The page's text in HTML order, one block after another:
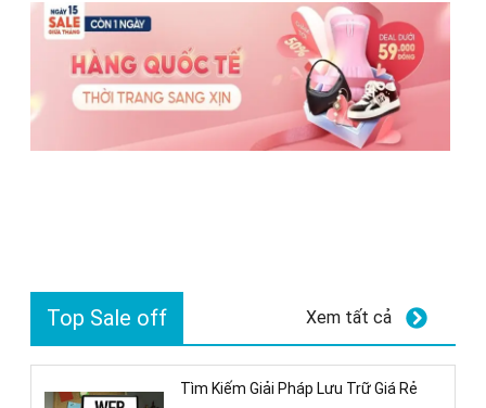
Top Sale off Xem tất cả
Tìm Kiếm Giải Pháp Lưu Trữ Giá Rẻ